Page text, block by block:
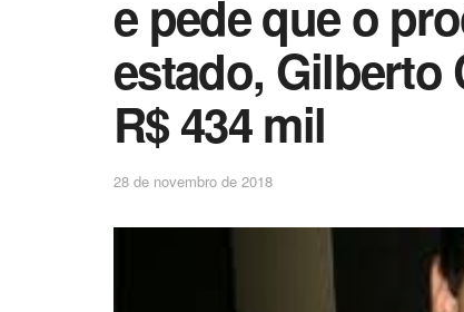
e pede que o
estado, Gilberto
R$ 434 mil
28 de novembro de 2018